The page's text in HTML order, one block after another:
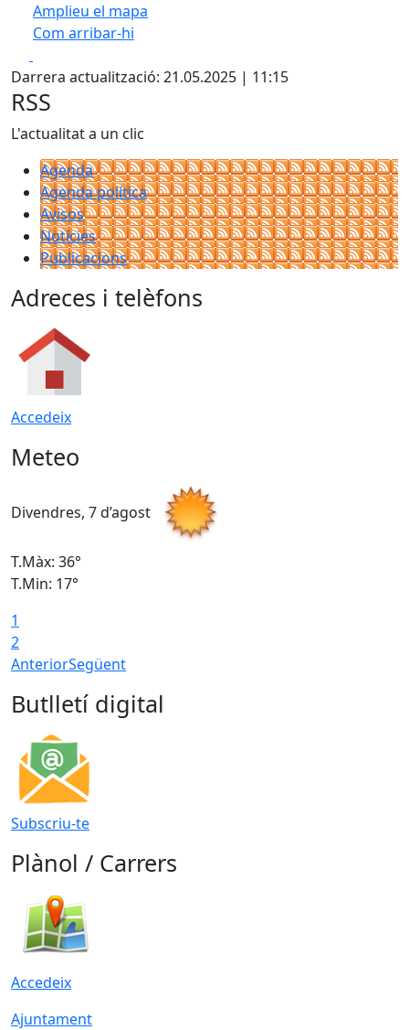
Amplieu el mapa
Com arribar-hi
+
−
Darrera actualització: 21.05.2025 | 11:15
RSS
L'actualitat a un clic
Agenda
Agenda política
Avisos
Notícies
Publicacions
Adreces i telèfons
Accedeix
Meteo
Divendres, 7 d’agost
T.Màx: 36°
T.Min: 17°
1
2
AnteriorSegüent
Butlletí digital
Subscriu-te
Plànol / Carrers
Accedeix
Ajuntament